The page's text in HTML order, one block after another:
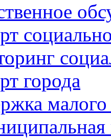
города
малого